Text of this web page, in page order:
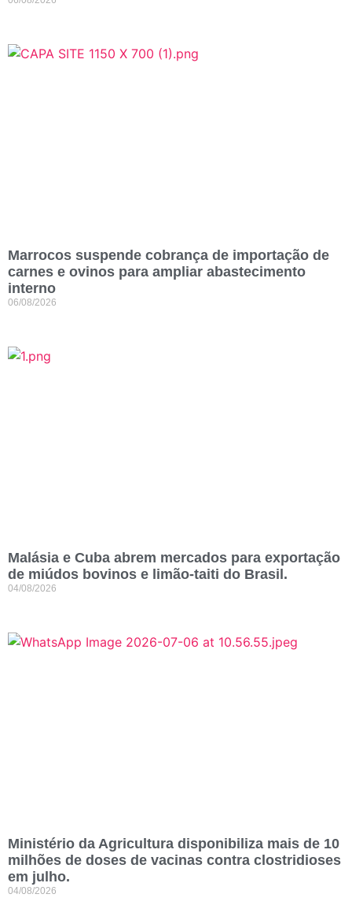
Marrocos suspende cobrança de importação de
carnes e ovinos para ampliar abastecimento
interno
06/08/2026
Malásia e Cuba abrem mercados para exportação
de miúdos bovinos e limão-taiti do Brasil.
04/08/2026
Ministério da Agricultura disponibiliza mais de 10
milhões de doses de vacinas contra clostridioses
em julho.
04/08/2026